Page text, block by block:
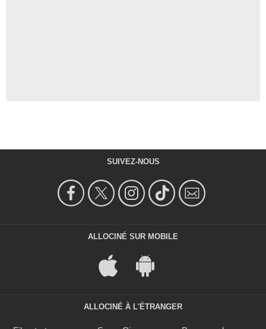
SUIVEZ-NOUS
ALLOCINÉ SUR MOBILE
ALLOCINÉ À L'ÉTRANGER